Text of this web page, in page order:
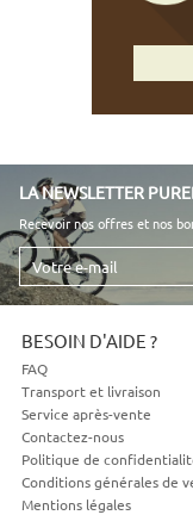
LA NEWSLETTER
Recevoir nos offres et nos
Votre
e-
mail
BESOIN D'AIDE ?
FAQ
Transport et livraison
Service après-vente
Contactez-nous
Politique de
Conditions générales de
Mentions légales